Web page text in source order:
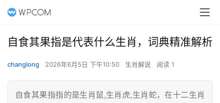
自食其果指是代表什么生肖，词典精准解析
changlong 2026年6月5日 下午10:50 生肖解说 阅读 1
自食其果指指的是生肖鼠,生肖虎,生肖蛇，在十二生肖